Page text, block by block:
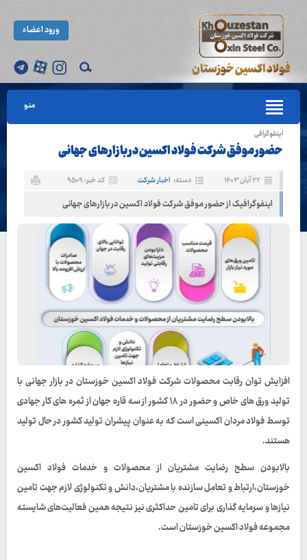
ورود اعضاء
منو
اینفوگرافی
حضور موفق شرکت فولاد اکسین در بازارهای جهانی
۲۲ آبان ۱۴۰۳ دسته: اخبار شرکت کد خبر: ۹۵۰۹
اینفوگرافیک از حضور موفق شرکت فولاد اکسین در بازارهای جهانی
افزایش توان رقابت محصولات شرکت فولاد اکسین خوزستان در بازار جهانی با
تولید ورق های خاص و حضور در ۱۸ کشور از سه قاره جهان از ثمره های کار جهادی
توسط فولاد مردان اکسینی است که به عنوان پیشران تولید کشور در حال تولید
هستند.
بالابودن سطح رضایت مشتریان از محصولات و خدمات فولاد اکسین
خوزستان،ارتباط و تعامل سازنده با مشتریان،دانش و تکنولوژی لازم جهت تامین
نیازها و سرمایه گذاری برای تامین حداکثری نیز نتیجه همین فعالیت‌های شایسته
مجموعه فولاد اکسین خوزستان است.